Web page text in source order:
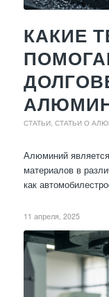
КАКИЕ
СТАТЬИ, СТАТЬИ О
Алюминий
материалов в
как
11 апреля, 2025